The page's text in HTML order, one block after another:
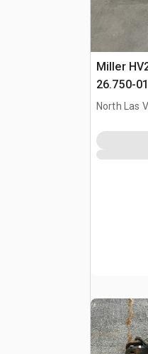
Miller
26.750-
North Las